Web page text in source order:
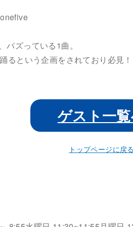
ズっている1曲。
という企画をされており必見！
ゲスト一
トップページに戻る